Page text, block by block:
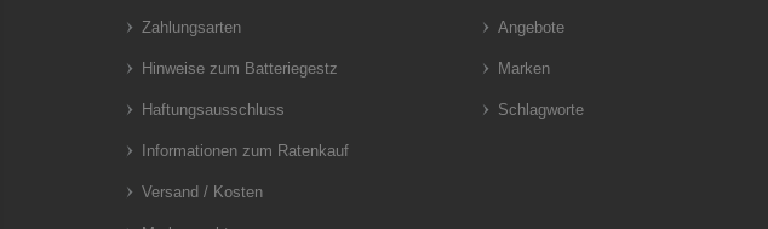
Zahlungsarten
Hinweise zum Batteriegestz
Haftungsausschluss
Informationen zum Ratenkauf
Versand / Kosten
Angebote
Marken
Schlagworte